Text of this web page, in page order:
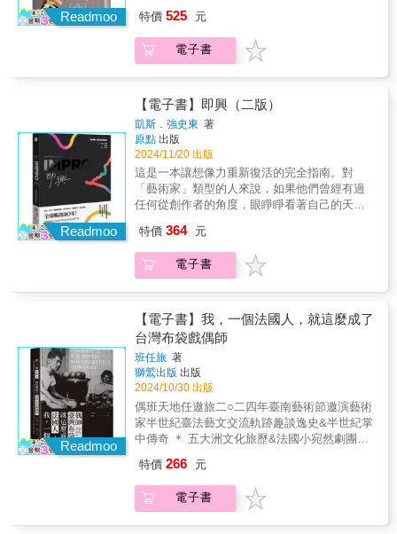
癌症病友與家屬帶來心靈上的力量。希望《用
何歡劇團的故事，讓這份來自台灣的小愛生生
不息。誠摯地將這本書推薦給大家！
&mdash;&mdash;陳威明（臺北榮民總醫院院
長)&讀這本書時，心裡總是暖暖的，想著社會
上有團長跟團員們真好。&hellip;&hellip;也希望
世人看到這份心意，各自用各自的能力來愛這
世界。因為有您，愛不罕見。
&mdash;&mdash;陳冠如（罕見疾病基金會執
行長)&《用表演點亮生命的光》這本書對我來
說，承載著安哥和許多人對生命的熱情與盼
望，希望這樣的善能一直傳遞下去，讓我們生
活的這片土地更溫暖更有愛。
&mdash;&mdash;鄒介中（粽邪系列《96分
鐘》電影監製)
殊為可敬又可賀。&mdash;&mdash;李揚（國
立臺灣戲曲學院校長)&本書分享的不僅是一段
段感人至深的生命故事，更是一份對愛與希望
的無數見證。&mdash;&mdash;林信一（星醫
意認識何歡劇團，看看他們的故事。相信書中
這些愛的小事能點亮你們生命的光。
&mdash;&mdash;林志穎（演藝人員)&《用表
演點亮生命的光》是對「用愛化解生命挑戰」
這一主題的深刻詮釋。&hellip;&hellip;不僅是一
部劇團的成長紀錄，更是一部能激勵人心、傳
遞正能量的生命之書。&mdash;&mdash;陳少
歡劇團一路相伴，分擔醫護人員的辛勞，並為
癌症病友與家屬帶來心靈上的力量。希望《用
表演點亮生命的光》的出版，能讓更多人看見
何歡劇團的故事，讓這份來自台灣的小愛生生
不息。誠摯地將這本書推薦給大家！
&mdash;&mdash;陳威明（臺北榮民總醫院院
長)&讀這本書時，心裡總是暖暖的，想著社會
上有團長跟團員們真好。&hellip;&hellip;也希望
世人看到這份心意，各自用各自的能力來愛這
世界。因為有您，愛不罕見。
&mdash;&mdash;陳冠如（罕見疾病基金會執
行長)&《用表演點亮生命的光》這本書對我來
說，承載著安哥和許多人對生命的熱情與盼
望，希望這樣的善能一直傳遞下去，讓我們生
活的這片土地更溫暖更有愛。
&mdash;&mdash;鄒介中（粽邪系列《96分
鐘》電影監製)
東默農&導演／編劇 徐譽庭導演 /& 葉天倫
&&&&&&好評推薦&「熱愛寫故事嗎？你需要
這本啟發靈感的書。約翰・約克以歡欣的熱情
書桌前。」&&mdash;&mdash;克里斯．奇布諾
爾（Chris Chibnall），英格蘭編劇與製作人，
&作品包括《小鎮疑雲》（Broadchurch）、
《小鎮疑雲》美國版（Gracepoint）、&《火車
大劫案》（The Great Train Robbery）
&&&「精彩絕倫，字字珠璣並悉心解釋。」
&&mdash;&mdash;蘇珊．希爾（Susan
Hill），《黑衣女子》（The Woman In Black）
作者&&&「教人寫完美劇本的書籍不勝枚舉，
藝術。」&&mdash;&mdash;《金融時報》夏日
選書（Financial Times, Summer Reads）
&&&「約克對於所有藝術相關活動的敘事結構
&&mdash;&mdash;《泰晤士報》（The
Times）&&&「結合『如何做』的授業教學和
『為何做』的頌揚，本書對各類形式的故事展
開全面的探索，充滿熱情的感染力
&hellip;&hellip;令人振奮且發人深省。」
&&mdash;&mdash;艾瑪．佛斯特（Emma
Frost），編劇，作品包括：《白皇后》&（The
White Queen）、《牙買加客棧》（Jamaica
本書驗證了「學理和實務在理論上沒什麼區
別，但在實踐上卻有大大不同」。此書是熱愛
故事者的愛&mdash;&mdash;博學、詼諧、充
滿實用的魔法，是我迄今讀過的同類書籍之
持續地寫出架構相同的故事？&&本書將回答這
了所有故事的講述方式，可以追溯到文藝復興
時期，&甚至是文字記錄的起源。&&&人類和故
事脫離不了關係，它幾乎就像呼吸一樣重要。&
從聚集在營火旁聽神話故事，到後電視時代大
爆發的戲劇，&故事主宰了人類的生活，所以我
們理應試著去瞭解它。&而這趟故事探索之旅的
終點，不但能讓我們理解故事形成的基本結
構，&更重要的是，我們將知道這個型態為什麼
存在，&以及為什麼無需學習，人們便可以完全
複製它。&&&故事是那麼地簡單，卻又如此複
雜。&&&導讀 耿一偉 專文推薦 陳世杰&專業
推薦（按姓氏筆畫順序排列）&編劇 王詞仰&作
家 吳子雲&導演／編劇& 杜政哲&知名編劇講師
東默農&導演／編劇 徐譽庭導演 /& 葉天倫
&&&&&&好評推薦&「熱愛寫故事嗎？你需要
的結構，保證讓你帶著全新的靈感和動力回到
書桌前。」&&mdash;&mdash;克里斯．奇布諾
爾（Chris Chibnall），英格蘭編劇與製作人，
&作品包括《小鎮疑雲》（Broadchurch）、
《小鎮疑雲》美國版（Gracepoint）、&《火車
大劫案》（The Great Train Robbery）
&&&「精彩絕倫，字字珠璣並悉心解釋。」
&&mdash;&mdash;蘇珊．希爾（Susan
Hill），《黑衣女子》（The Woman In Black）
作者&&&「教人寫完美劇本的書籍不勝枚舉，
藝術。」&&mdash;&mdash;《金融時報》夏日
選書（Financial Times, Summer Reads）
&&&「約克對於所有藝術相關活動的敘事結構
Readmoo
26歲那年，她的人生墜入黑暗深淵，也是這一
年，明華園的溫暖大手將她牢牢接住，她就這
樣全心踏入歌仔戲的世界。 當時的孫翠鳳，不
功，身上留下深深淺淺的「紀念品」。當台北
媳婦終於熬成一線小旦，祖師爺卻另有安排──
本以為是缺點的粗啞嗓音，竟引領她踏上無敵
小生之路。 她花了整整三年揣摩男人，直到身
體裡住了一個男人──而她的每一個男人都不普
通。獨創高難度身段，孫翠鳳版的李玄擁有前
無古人的功夫；連演動物也不服輸，白狐狸細
膩的內心戲宛如「狐狸轉世」；不甘只做個帥
氣小生，她的獅子王用獨特「花臉」驚豔全
孫翠鳳。而最無敵的角色，則是她自己。她不
只是威震四方的霸王，更甘願為孩子擋下風
雨、為丈夫藏起光芒。她走過憂鬱低谷，把淚
水與病痛都熬成禮物。她不怕滿身傷痕，帶著
戲班孩子將練功路走得安全寬敞。 走過半生，
無論什麼身分，都沒有主配角之分。戲裡戲
外，每個角色都是她的悲喜，她的癡迷。人生
淬鍊出她的剛柔並濟──她是無敵小生，更是逆
風前行的勇敢查某子。  翠練．淬鍊  成為無
敵小生的背後，除了勇氣更需要毅力，而「毅
力」將是比天賦更重要的力量，讓我不論處在
順境或逆境，都能堅持下去。  我把劇場當作
下一道紀念品，但我把這些新舊傷痕視為劇場
上的勳章，這些傷痛，見證我又再度闖過一個
關卡。  歌仔戲把我帶到想像之外的境界，多
特價 525 元
電子書
Readmoo
【電子書】即興（二版）
凱斯．強史東 著
原點 出版
2024/11/20 出版
這是一本讓想像力重新復活的完全指南。對
「藝術家」類型的人來說，如果他們曾經有過
任何從創作者的角度，眼睜睜看著自己的天賦
爾文•沃德爾(Irving Wardle)英國作家、戲劇評
論家 現代即興劇訓練
開山之作 全球暢銷40餘年！即
即興劇之父凱斯•強史東告訴你：從教育反思、
打破陳規找回創意◎鈍化不是年齡的必然結
果，而是教育的結果。◎藝術家是那些天生無
法滿足老師要求的人。◎靈感不是智力上的，
你不必力求完美。◎不要提前準備，不要做到
最好，不必試圖控制未來，或是想贏。教育的
本質是什麼？怎麼訓練你的即興表演能力？即
興劇之父凱斯•強史東在本書一開始便犀利探討
現代教育弊端，如何扼殺我們與生俱來的創造
力，同時也告訴我們，如何將想像力重新召喚
年力量，讓被錯誤修剪的稜角重生，讓被壓抑
的天性自由舒展。他以自身經驗為例，從挫敗
壓抑的童年到發展自我，並分享如何「成為一
特價 364 元
電子書
Readmoo
【電子書】我，一個法國人，就這麼成了
台灣布袋戲偶師
班任旅 著
獅鷲出版 出版
2024/10/30 出版
偶班天地任遨旅二○二四年臺南藝術節邀演藝術
家半世紀臺法藝文交流軌跡趣談逸史&半世紀掌
中傳奇 ＊ 五大洲文化旅歷&法國小宛然劇團團
世紀前，法國人班任旅東遊千里，來臺追隨國
寶級藝師李天祿專習布袋戲操偶技巧，學成返
法，創辦「小宛然劇團」，就此開啟足跡橫跨
特價 266 元
電子書